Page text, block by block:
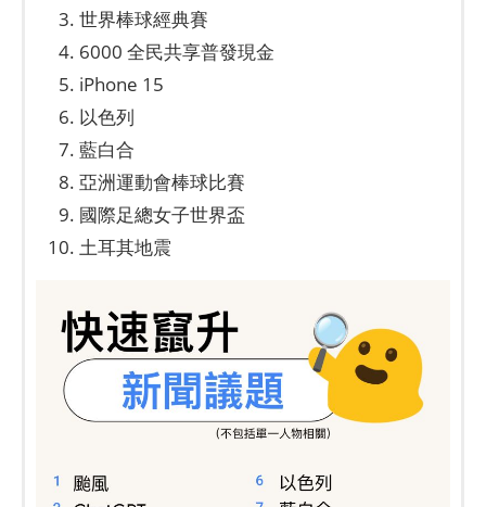
世界棒球經典賽
6000 全民共享普發現金
iPhone 15
以色列
藍白合
亞洲運動會棒球比賽
國際足總女子世界盃
土耳其地震